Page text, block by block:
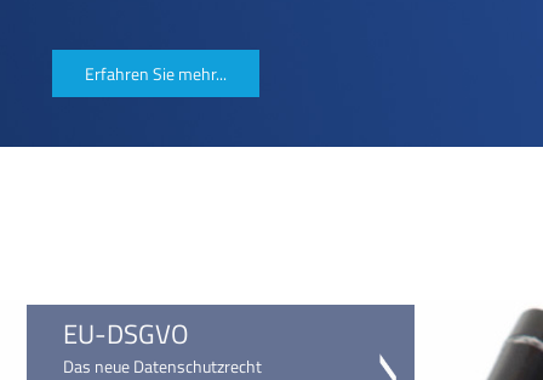
Erfahren Sie mehr...
EU-DSGVO
Das neue Datenschutzrecht